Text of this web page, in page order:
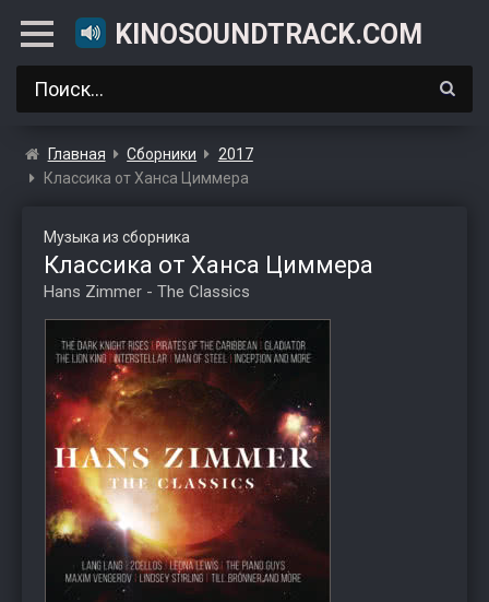
KINOSOUNDTRACK.COM
Главная Сборники
2017
Классика от Ханса Циммера
Музыка из сборника
Классика от Ханса Циммера
Hans Zimmer - The Classics